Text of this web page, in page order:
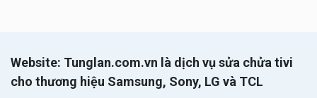
Website: Tunglan.com.vn là dịch vụ sửa chửa tivi
cho thương hiệu Samsung, Sony, LG và TCL